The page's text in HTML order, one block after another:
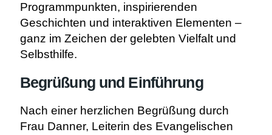
Programmpunkten, inspirierenden
Geschichten und interaktiven Elementen –
ganz im Zeichen der gelebten Vielfalt und
Selbsthilfe.
Begrüßung und Einführung
Nach einer herzlichen Begrüßung durch
Frau Danner, Leiterin des Evangelischen